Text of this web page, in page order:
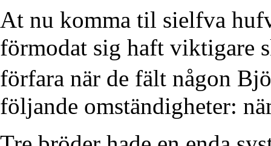
At nu komma til sielfva
förmodat sig haft viktigare
förfara när de fält någon
följande omständigheter: